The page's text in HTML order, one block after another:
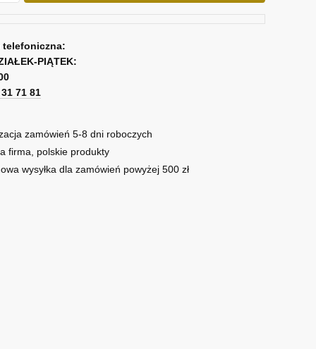
PIĄTEK:
71 81
zamówień 5-8 dni roboczych
firma, polskie produkty
wysyłka dla zamówień powyżej 500 zł